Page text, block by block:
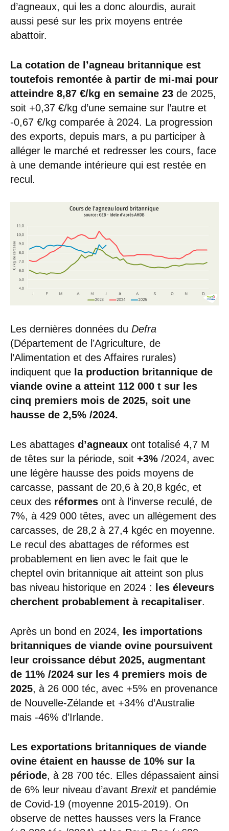
d’agneaux, qui les a donc alourdis, aurait
aussi pesé sur les prix moyens entrée
abattoir.
La cotation de l’agneau britannique est
toutefois remontée à partir de mi-mai pour
atteindre 8,87 €/kg en semaine 23 de 2025,
soit +0,37 €/kg d’une semaine sur l’autre et
-0,67 €/kg comparée à 2024. La progression
des exports, depuis mars, a pu participer à
alléger le marché et redresser les cours, face
à une demande intérieure qui est restée en
recul.
Les dernières données du Defra
(Département de l’Agriculture, de
l’Alimentation et des Affaires rurales)
indiquent que la production britannique de
viande ovine a atteint 112 000 t sur les
cinq premiers mois de 2025, soit une
hausse de 2,5% /2024.
Les abattages d’agneaux ont totalisé 4,7 M
de têtes sur la période, soit +3% /2024, avec
une légère hausse des poids moyens de
carcasse, passant de 20,6 à 20,8 kgéc, et
ceux des réformes ont à l’inverse reculé, de
7%, à 429 000 têtes, avec un allègement des
carcasses, de 28,2 à 27,4 kgéc en moyenne.
Le recul des abattages de réformes est
probablement en lien avec le fait que le
cheptel ovin britannique ait atteint son plus
bas niveau historique en 2024 :
les éleveurs
cherchent probablement à recapitaliser.
Après un bond en 2024,
les importations
britanniques de viande ovine poursuivent
leur croissance début 2025, augmentant
de 11% /2024 sur les 4 premiers mois de
2025, à 26 000 téc, avec +5% en provenance
de Nouvelle-Zélande et +34% d’Australie
mais -46% d’Irlande.
Les exportations britanniques de viande
ovine étaient en hausse de 10% sur la
période, à 28 700 téc. Elles dépassaient ainsi
de 6% leur niveau d’avant Brexit et pandémie
de Covid-19 (moyenne 2015-2019). On
observe de nettes hausses vers la France